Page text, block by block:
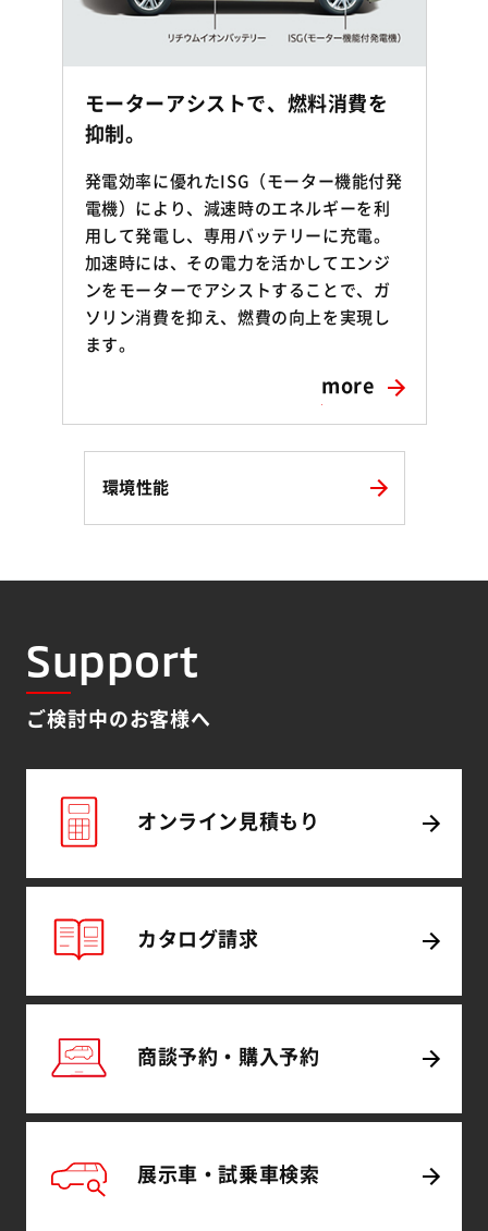
モーターアシストで、燃料消費を
抑制。
発電効率に優れたISG（モーター機能付発
電機）により、減速時のエネルギーを利
用して発電し、専用バッテリーに充電。
加速時には、その電力を活かしてエンジ
ンをモーターでアシストすることで、ガ
ソリン消費を抑え、燃費の向上を実現し
ます。
more
環境性能
Support
ご検討中のお客様へ
オンライン 見積もり
カタログ請求
商談予約・ 購入予約
展示車・試乗車検索